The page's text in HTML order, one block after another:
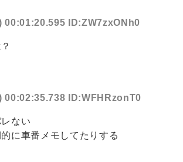
00:01:20.595 ID:ZW7zxONh0
00:02:35.738 ID:WFHRzonT0
ない
に車番メモしてたりする